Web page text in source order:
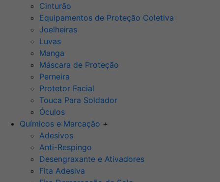
Cinturão
Equipamentos de Proteção Coletiva
Joelheiras
Luvas
Manga
Máscara de Proteção
Perneira
Protetor Facial
Touca Para Soldador
Óculos
Químicos e Marcação +
Adesivos
Anti-Respingo
Desengraxante e Ativadores
Fita Adesiva